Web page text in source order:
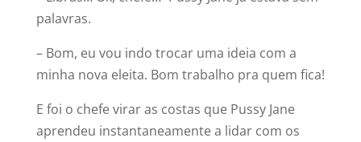
palavras.
– Bom, eu vou indo trocar uma ideia com a
minha nova eleita. Bom trabalho pra quem fica!
E foi o chefe virar as costas que Pussy Jane
aprendeu instantaneamente a lidar com os